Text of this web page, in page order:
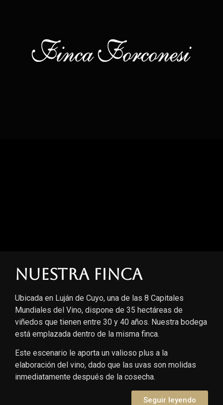
Nuestra finca
Ubicada en Luján de Cuyo, una de las 8 Capitales
Mundiales del Vino, dispone de 35 hectáreas de
viñedos que tienen entre 30 y 40 años. Nuestra bodega
está emplazada dentro de la misma finca.
Este escenario le aporta un valioso plus a la
elaboración del vino, dado que las uvas son molidas
inmediatamente después de la cosecha.
Seguir leyendo